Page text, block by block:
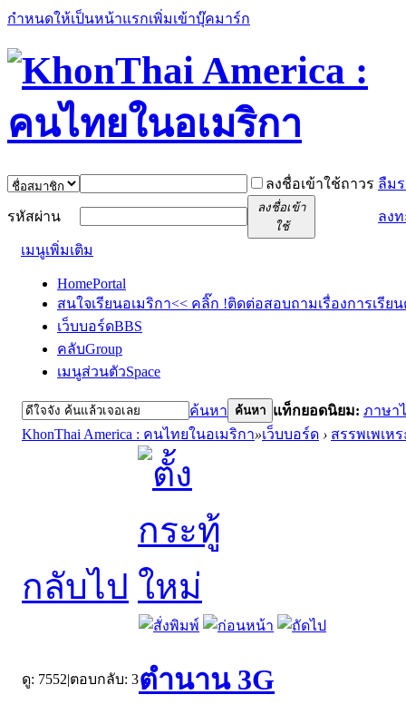
กำหนดให้เป็นหน้าแรกเพิ่มเข้าบุ๊คมาร์ก
ลงชื่อเข้าใช้ถาวร ลืม
รหัสผ่าน
ลงชื่อเข้า
ใช้
ลง
เมนูเพิ่มเติม
HomePortal
สนใจเรียนอเมริกา<< คลิ๊ก !ติดต่อสอบถามเรื่องการเรีย
เว็บบอร์ดBBS
คลับGroup
เมนูส่วนตัวSpace
ค้นหา ค้นหา แท็กยอดนิยม: ภาษา
KhonThai America : คนไทยในอเมริกา»เว็บบอร์ด › สรรพเพเหร
กลับไป
ดู: 7552|ตอบกลับ: 3ตำนาน 3G